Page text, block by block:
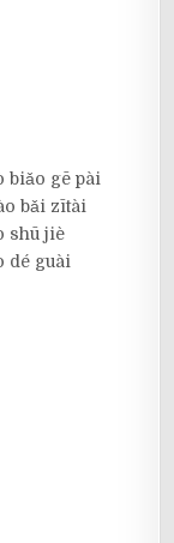
biǎo gē pài
bǎi zītài
shū jiè
dé guài